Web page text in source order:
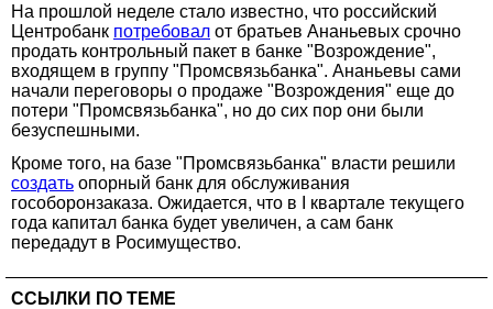
На прошлой неделе стало известно, что российский
Центробанк потребовал от братьев Ананьевых срочно
продать контрольный пакет в банке "Возрождение",
входящем в группу "Промсвязьбанка". Ананьевы сами
начали переговоры о продаже "Возрождения" еще до
потери "Промсвязьбанка", но до сих пор они были
безуспешными.
Кроме того, на базе "Промсвязьбанка" власти решили
создать опорный банк для обслуживания
гособоронзаказа. Ожидается, что в I квартале текущего
года капитал банка будет увеличен, а сам банк
передадут в Росимущество.
ССЫЛКИ ПО ТЕМЕ